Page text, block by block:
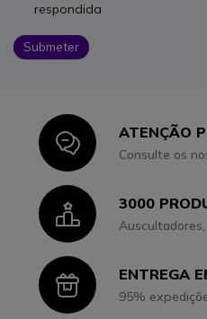
respondida
Submeter
IconATENÇÃO
Consulte os
Icon3000
IconENTREGA
95%